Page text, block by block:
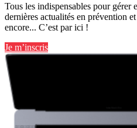
Tous les indispensables pour gérer
dernières actualités en prévention
encore... C’est par ici !
Je m’inscris